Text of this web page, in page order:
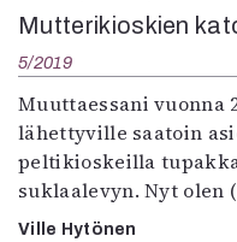
Mutteri­kioskien
5/2019
Muuttaessani vuonna
lähettyville saatoin
peltikioskeilla
suklaalevyn. Nyt
Ville Hytönen